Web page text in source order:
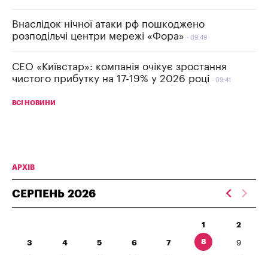
Внаслідок нічної атаки рф пошкоджено
розподільчі центри мережі «Фора»
09:49
СЕО «Київстар»: компанія очікує зростання
чистого прибутку на 17-19% у 2026 році
09:41
ВСІ НОВИНИ
АРХІВ
СЕРПЕНЬ 2026
1 2
3 4 5 6 7 8 9